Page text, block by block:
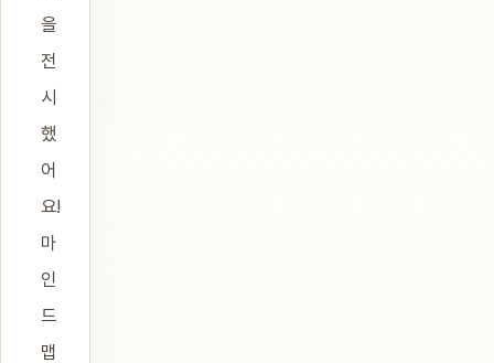
을
전
시
했
어
요!
마
인
드
맵